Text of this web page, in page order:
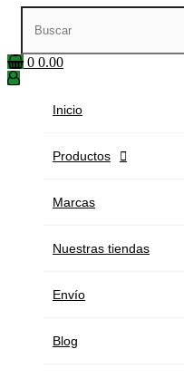
0 0.00
Inicio
Productos 
Marcas
Nuestras tiendas
Envío
Blog